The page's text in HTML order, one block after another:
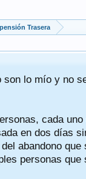
Trasera
lo mío y no
cada
en dos días
abandono
personas